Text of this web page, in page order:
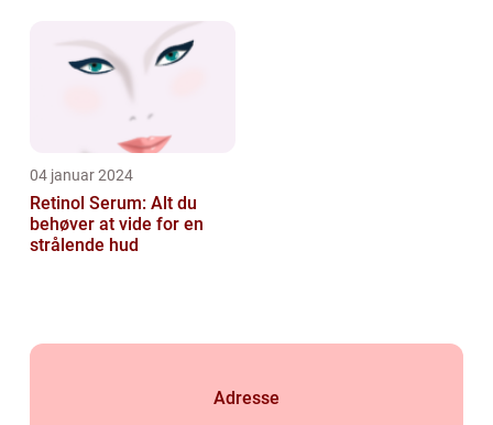
04 januar 2024
Retinol Serum: Alt du
behøver at vide for en
strålende hud
Adresse